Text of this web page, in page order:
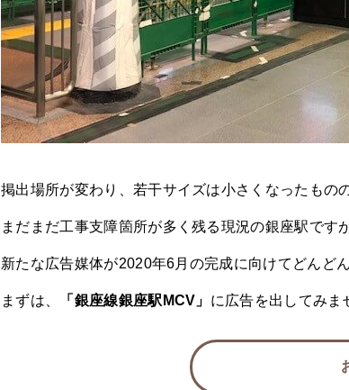
掲出場所が変わり、若干サイズは小さくなったもの
まだまだ工事支障箇所が多く残る現況の銀座駅です
新たな広告媒体が2020年6月の完成に向けてどんど
まずは、 「銀座線銀座駅MCV」 に広告を出してみま